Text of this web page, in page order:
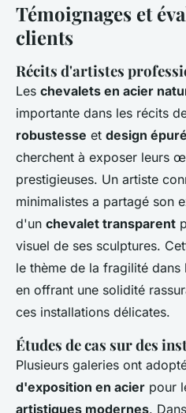
Témoignages et
clients
Récits d'artistes
Les chevalets en acier
importante dans les récits
robustesse et design épuré
cherchent à exposer leurs
prestigieuses. Un artiste
minimalistes a partagé son
d'un chevalet transparent
visuel de ses sculptures.
le thème de la fragilité
en offrant une solidité
ces installations délicates.
Études de cas sur des
Plusieurs galeries ont
d'exposition en acier pour
artistiques modernes.